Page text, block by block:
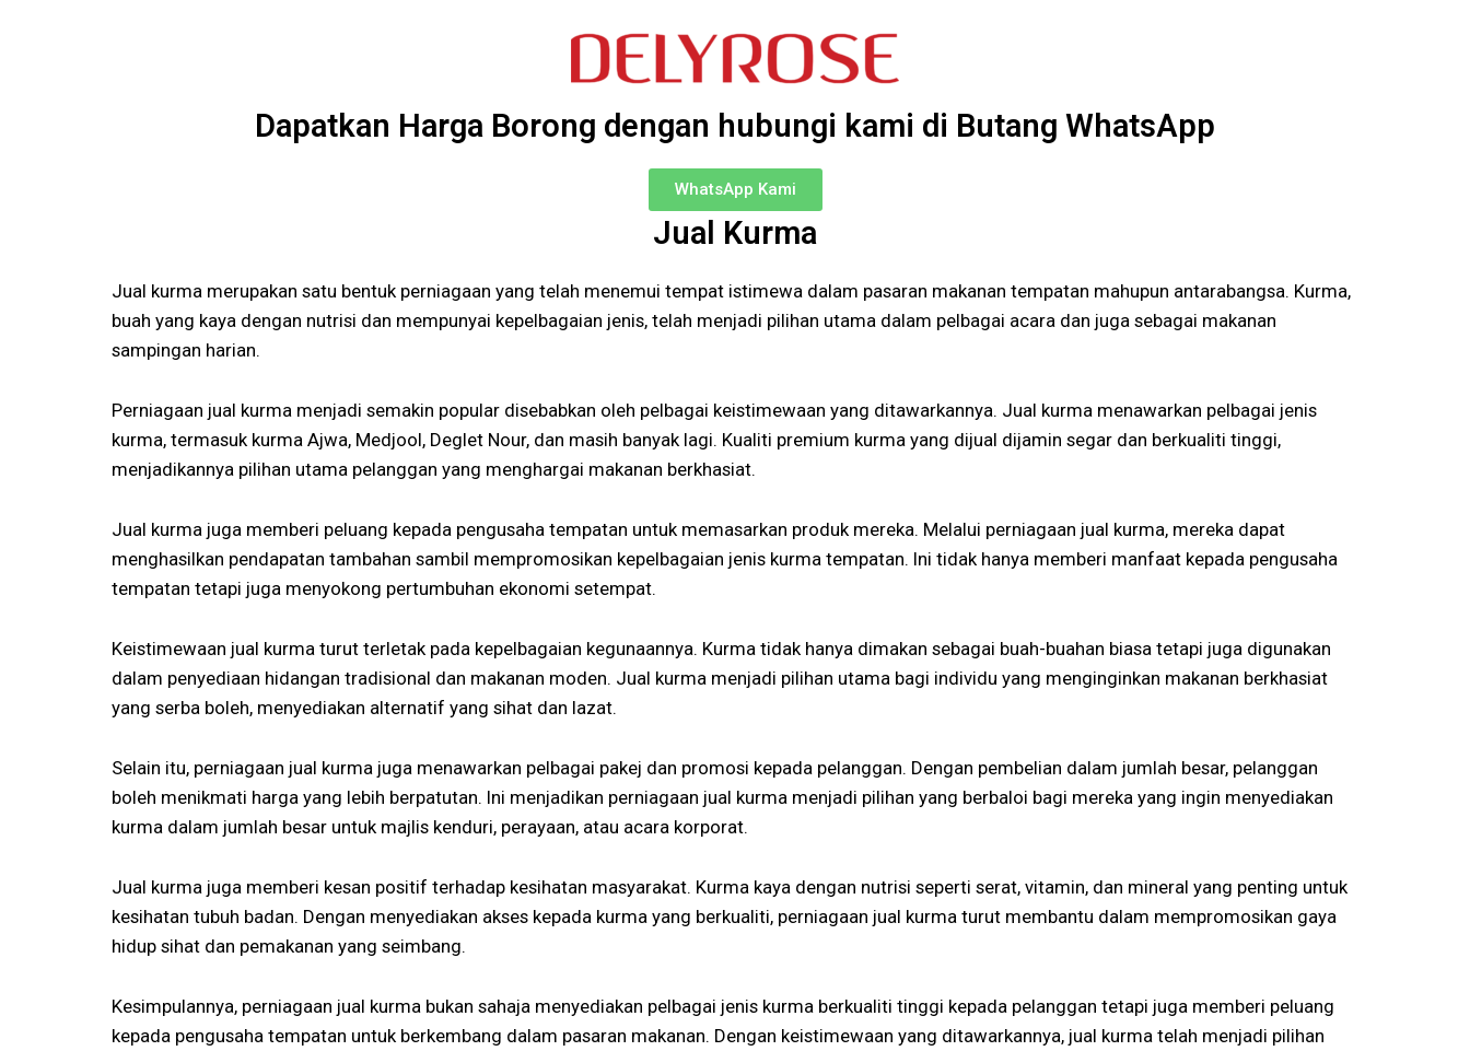
Dapatkan Harga Borong dengan hubungi kami di Butang WhatsApp
WhatsApp Kami
Jual Kurma
Jual kurma merupakan satu bentuk perniagaan yang telah menemui tempat istimewa dalam pasaran makanan tempatan mahupun antarabangsa. Kurma,
buah yang kaya dengan nutrisi dan mempunyai kepelbagaian jenis, telah menjadi pilihan utama dalam pelbagai acara dan juga sebagai makanan
sampingan harian.
Perniagaan jual kurma menjadi semakin popular disebabkan oleh pelbagai keistimewaan yang ditawarkannya. Jual kurma menawarkan pelbagai jenis
kurma, termasuk kurma Ajwa, Medjool, Deglet Nour, dan masih banyak lagi. Kualiti premium kurma yang dijual dijamin segar dan berkualiti tinggi,
menjadikannya pilihan utama pelanggan yang menghargai makanan berkhasiat.
Jual kurma juga memberi peluang kepada pengusaha tempatan untuk memasarkan produk mereka. Melalui perniagaan jual kurma, mereka dapat
menghasilkan pendapatan tambahan sambil mempromosikan kepelbagaian jenis kurma tempatan. Ini tidak hanya memberi manfaat kepada pengusaha
tempatan tetapi juga menyokong pertumbuhan ekonomi setempat.
Keistimewaan jual kurma turut terletak pada kepelbagaian kegunaannya. Kurma tidak hanya dimakan sebagai buah-buahan biasa tetapi juga digunakan
dalam penyediaan hidangan tradisional dan makanan moden. Jual kurma menjadi pilihan utama bagi individu yang menginginkan makanan berkhasiat
yang serba boleh, menyediakan alternatif yang sihat dan lazat.
Selain itu, perniagaan jual kurma juga menawarkan pelbagai pakej dan promosi kepada pelanggan. Dengan pembelian dalam jumlah besar, pelanggan
boleh menikmati harga yang lebih berpatutan. Ini menjadikan perniagaan jual kurma menjadi pilihan yang berbaloi bagi mereka yang ingin menyediakan
kurma dalam jumlah besar untuk majlis kenduri, perayaan, atau acara korporat.
Jual kurma juga memberi kesan positif terhadap kesihatan masyarakat. Kurma kaya dengan nutrisi seperti serat, vitamin, dan mineral yang penting untuk
kesihatan tubuh badan. Dengan menyediakan akses kepada kurma yang berkualiti, perniagaan jual kurma turut membantu dalam mempromosikan gaya
hidup sihat dan pemakanan yang seimbang.
Kesimpulannya, perniagaan jual kurma bukan sahaja menyediakan pelbagai jenis kurma berkualiti tinggi kepada pelanggan tetapi juga memberi peluang
kepada pengusaha tempatan untuk berkembang dalam pasaran makanan. Dengan keistimewaan yang ditawarkannya, jual kurma telah menjadi pilihan